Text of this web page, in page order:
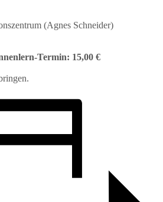
(Agnes Schneider)
Termin: 15,00 €